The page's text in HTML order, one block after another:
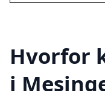
Hvorfor
i